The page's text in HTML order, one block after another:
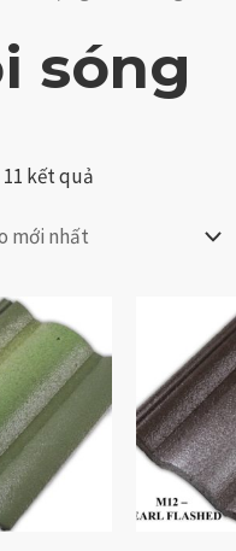
sóng
kết quả
theo
mới
nhất